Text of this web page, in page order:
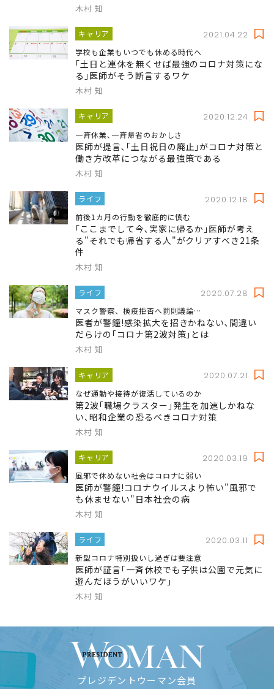
木村 知
キャリア 2021.04.22
学校も企業もいつでも休める時代へ
｢土日と連休を無くせば最強のコロナ対策にな
る｣医師がそう断言するワケ
木村 知
キャリア 2020.12.24
一斉休業､一斉帰省のおかしさ
医師が提言､｢土日祝日の廃止｣がコロナ対策と
働き方改革につながる最強策である
木村 知
ライフ 2020.12.18
前後1カ月の行動を徹底的に慎む
｢ここまでして今､実家に帰るか｣医師が考え
る"それでも帰省する人"がクリアすべき21条
件
木村 知
ライフ 2020.07.28
マスク警察、検疫拒否へ罰則議論…
医者が警鐘!感染拡大を招きかねない､間違い
だらけの｢コロナ第2波対策｣とは
木村 知
キャリア 2020.07.21
なぜ通勤や接待が復活しているのか
第2波｢職場クラスター｣発生を加速しかねな
い､昭和企業の恐るべきコロナ対策
木村 知
キャリア 2020.03.19
風邪で休めない社会はコロナに弱い
医師が警鐘!コロナウイルスより怖い"風邪で
も休ませない"日本社会の病
木村 知
ライフ 2020.03.11
新型コロナ特別扱いし過ぎは要注意
医師が証言｢一斉休校でも子供は公園で元気に
遊んだほうがいいワケ｣
木村 知
プレジデントウーマン会員